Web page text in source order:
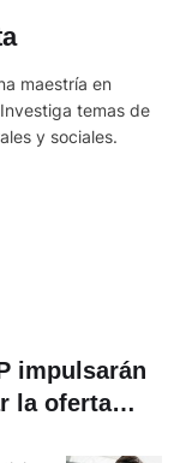
maestría en
temas de
y sociales.
impulsarán
la oferta
la